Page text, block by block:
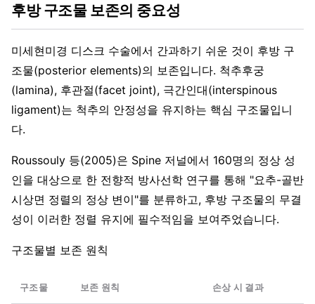
후방 구조물 보존의 중요성
미세현미경 디스크 수술에서 간과하기 쉬운 것이 후방 구
조물(posterior elements)의 보존입니다. 척추후궁
(lamina), 후관절(facet joint), 극간인대(interspinous
ligament)는 척추의 안정성을 유지하는 핵심 구조물입니
다.
Roussouly 등(2005)은 Spine 저널에서 160명의 정상 성
인을 대상으로 한 전향적 방사선학 연구를 통해 "요추-골반
시상면 정렬의 정상 변이"를 분류하고, 후방 구조물의 무결
성이 이러한 정렬 유지에 필수적임을 보여주었습니다.
구조물별 보존 원칙
구조물 보존 원칙 손상 시 결과